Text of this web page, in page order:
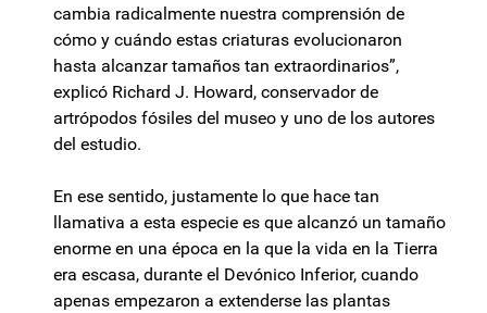
cambia radicalmente nuestra comprensión de
cómo y cuándo estas criaturas evolucionaron
hasta alcanzar tamaños tan extraordinarios”,
explicó Richard J. Howard, conservador de
artrópodos fósiles del museo y uno de los autores
del estudio.
En ese sentido, justamente lo que hace tan
llamativa a esta especie es que alcanzó un tamaño
enorme en una época en la que la vida en la Tierra
era escasa, durante el Devónico Inferior, cuando
apenas empezaron a extenderse las plantas